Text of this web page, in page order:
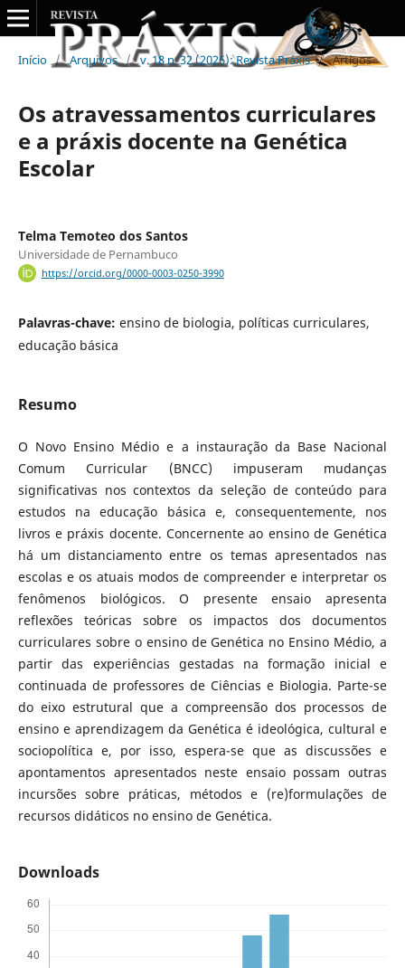
Início / Arquivos / v. 18 n. 32 (2026): Revista Práxis / Artigos
Os atravessamentos curriculares
e a práxis docente na Genética
Escolar
Telma Temoteo dos Santos
Universidade de Pernambuco
https://orcid.org/0000-0003-0250-3990
Palavras-chave: ensino de biologia, políticas curriculares,
educação básica
Resumo
O Novo Ensino Médio e a instauração da Base Nacional
Comum Curricular (BNCC) impuseram mudanças
significativas nos contextos da seleção de conteúdo para
estudos na educação básica e, consequentemente, nos
livros e práxis docente. Concernente ao ensino de Genética
há um distanciamento entre os temas apresentados nas
escolas e os atuais modos de compreender e interpretar os
fenômenos biológicos. O presente ensaio apresenta
reflexões teóricas sobre os impactos dos documentos
curriculares sobre o ensino de Genética no Ensino Médio, a
partir das experiências gestadas na formação inicial e
continuada de professores de Ciências e Biologia. Parte-se
do eixo estrutural que a compreensão dos processos de
ensino e aprendizagem da Genética é ideológica, cultural e
sociopolítica e, por isso, espera-se que as discussões e
apontamentos apresentados neste ensaio possam outras
incursões sobre práticas, métodos e (re)formulações de
recursos didáticos no ensino de Genética.
Downloads